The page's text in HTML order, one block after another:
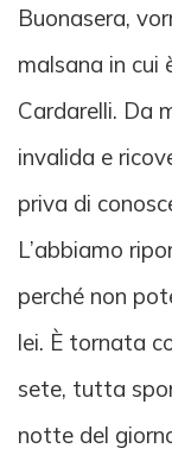
Buonasera,
malsana in
Cardarelli. Da
invalida e
priva di
L’abbiamo
perché non
lei. È tornata
sete, tutta
notte del